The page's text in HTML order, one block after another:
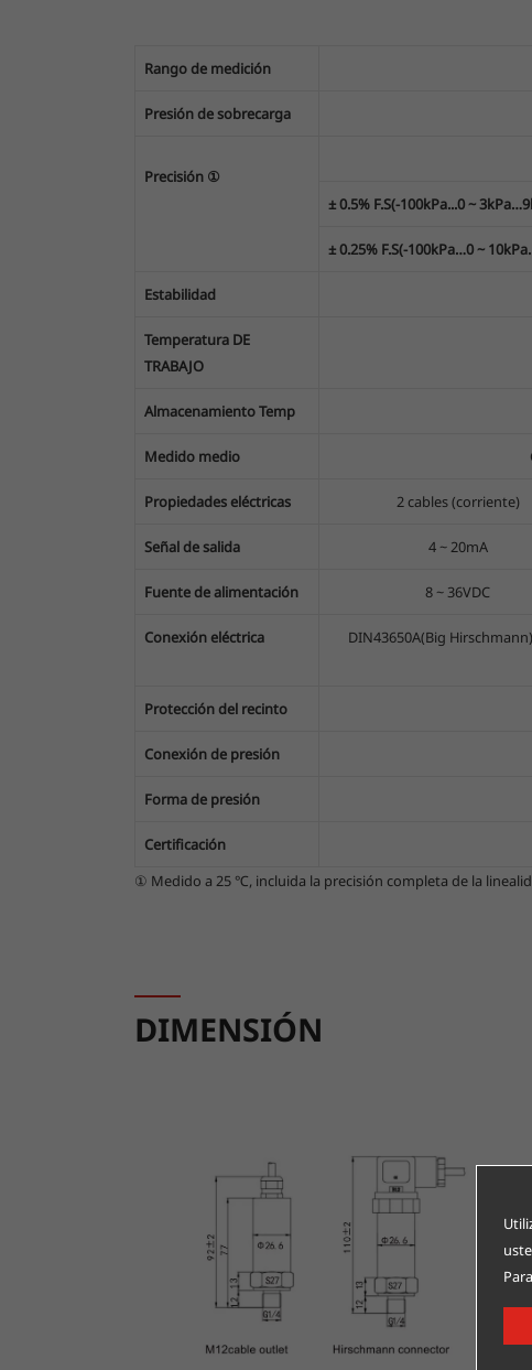
Rango de medición
Presión de sobrecarga
Precisión ①
± 0.5% F.S(-100kPa...0 ~
± 0.25% F.S(-100kPa…0 ~
Estabilidad
Temperatura DE
TRABAJO
Almacenamiento Temp
Medido medio
Propiedades eléctricas 2 cables (corriente)
Señal de salida 4 ~ 20mA
Fuente de alimentación 8 ~ 36VDC
Conexión eléctrica
DIN43650A(Big
Protección del recinto
Conexión de presión
Forma de presión
Certificación
① Medido a 25 ℃, incluida la precisión completa de la
DIMENSIÓN